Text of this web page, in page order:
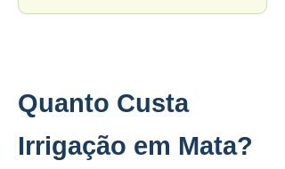
Quanto Custa
Irrigação em Mata?